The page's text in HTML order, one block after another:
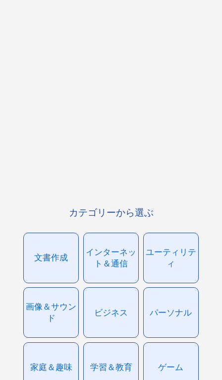
カテゴリーから選ぶ
文書作成
インターネッ
ト＆通信
ユーティリテ
ィ
画像＆サウン
ド
ビジネス パーソナル
家庭＆趣味 学習＆教育 ゲーム